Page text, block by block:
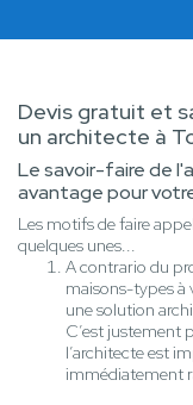
Devis gratuit et
un architecte à
Le savoir-faire de
avantage pour
Les motifs de faire
quelques unes...
A contrario du
maisons-types à
une solution
C’est justement
l’architecte est
immédiatement